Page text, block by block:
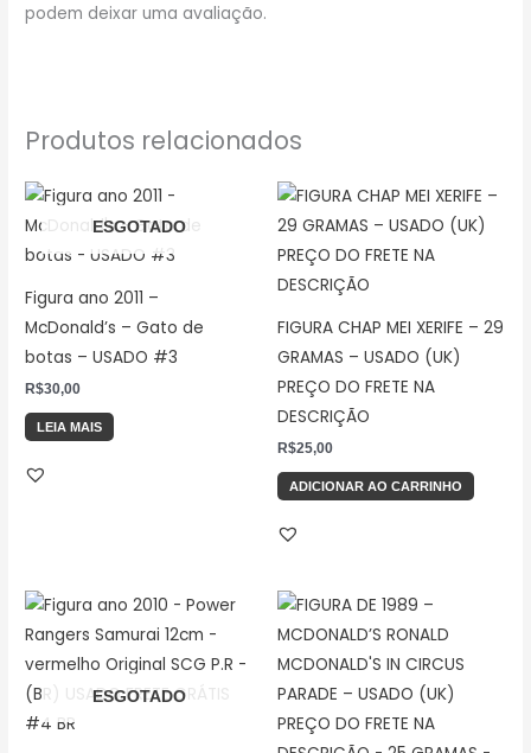
podem deixar uma avaliação.
Produtos relacionados
ESGOTADO
Figura ano 2011 –
McDonald’s – Gato de
botas – USADO #3
R$30,00
LEIA MAIS
FIGURA CHAP MEI XERIFE – 29
GRAMAS – USADO (UK)
PREÇO DO FRETE NA
DESCRIÇÃO
R$25,00
ADICIONAR AO CARRINHO
ESGOTADO